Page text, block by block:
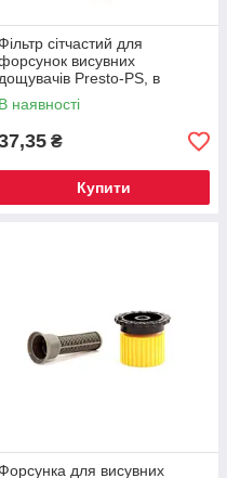
сітчастий для
висувних
дощувачів Presto-PS, в
упаковці - 10 шт. (7891)
В наявності
₴
Купити
для висувних